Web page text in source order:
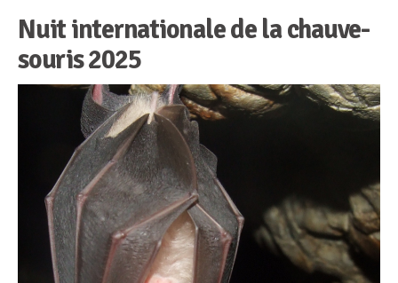
l’article
Nuit internationale de la chauve-
souris2025